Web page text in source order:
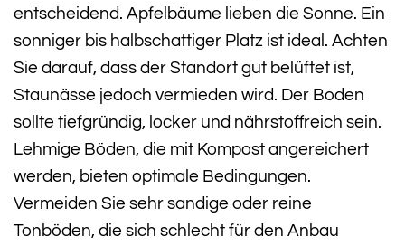
entscheidend. Apfelbäume lieben die Sonne. Ein
sonniger bis halbschattiger Platz ist ideal. Achten
Sie darauf, dass der Standort gut belüftet ist,
Staunässe jedoch vermieden wird. Der Boden
sollte tiefgründig, locker und nährstoffreich sein.
Lehmige Böden, die mit Kompost angereichert
werden, bieten optimale Bedingungen.
Vermeiden Sie sehr sandige oder reine
Tonböden, die sich schlecht für den Anbau